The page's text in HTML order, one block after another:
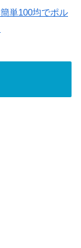
単100均でポル